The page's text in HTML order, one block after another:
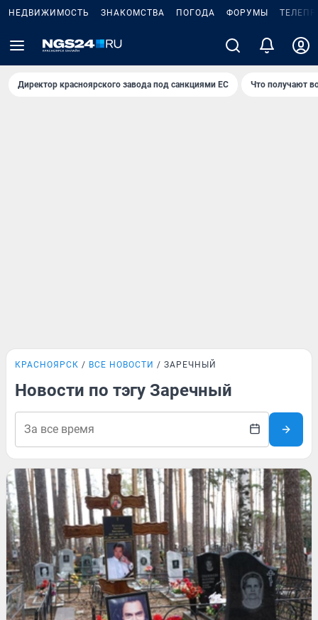
НЕДВИЖИМОСТЬ ЗНАКОМСТВА ПОГОДА ФОРУМЫ
Директор красноярского завода под санкциями ЕС Что получают
КРАСНОЯРСК ВСЕ НОВОСТИ ЗАРЕЧНЫЙ
Новости по тэгу Заречный